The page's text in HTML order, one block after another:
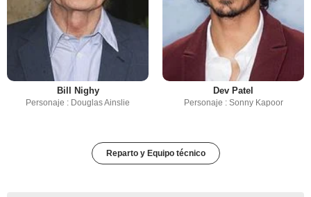
Bill Nighy
Personaje : Douglas Ainslie
Dev Patel
Personaje : Sonny Kapoor
Reparto y Equipo técnico